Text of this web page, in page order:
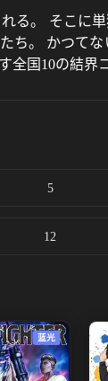
る。 そこに
ち。 かつて
国10の結界
5
12
蓝光